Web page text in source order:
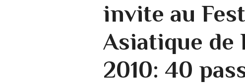
invite au
Asiatique de
2010: 40